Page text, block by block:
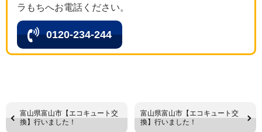
ラもちへお電話ください。
0120-234-244
富山県富山市【エコキュート交
換】行いました！
富山県富山市【エコキュート交
換】行いました！